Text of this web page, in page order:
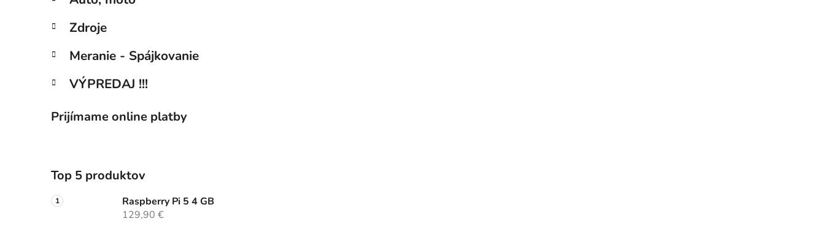
Zdroje
Meranie - Spájkovanie
VÝPREDAJ !!!
Prijímame online platby
Top 5 produktov
Raspberry Pi 5 4 GB
129,90 €